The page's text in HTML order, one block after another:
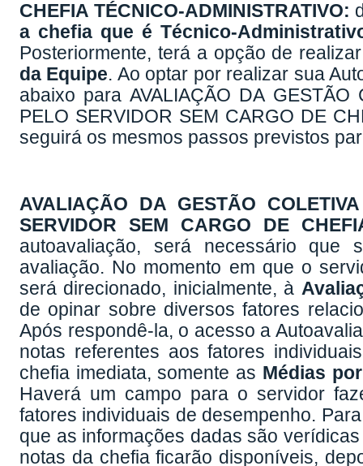
CHEFIA TÉCNICO-ADMINISTRATIVO:
a chefia que é Técnico-
Posteriormente, terá a opção de
da Equipe. Ao optar por realizar sua
abaixo para AVALIAÇÃO DA GESTÃO
PELO SERVIDOR SEM CARGO DE
seguirá os mesmos passos previstos
AVALIAÇÃO DA GESTÃO
SERVIDOR SEM CARGO DE
autoavaliação, será necessário
avaliação. No momento em que o
será direcionado, inicialmente, à
de opinar sobre diversos fatores
Após respondê-la, o acesso a
notas referentes aos fatores
chefia imediata, somente as Médias
Haverá um campo para o servidor
fatores individuais de desempenho.
que as informações dadas são
notas da chefia ficarão disponíveis,